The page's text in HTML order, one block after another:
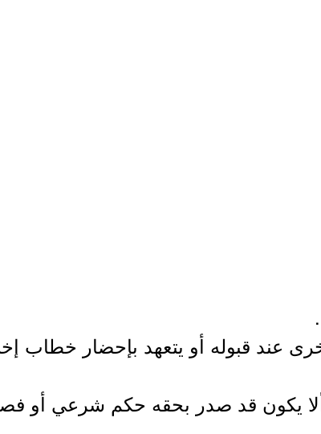
عند قبوله أو يتعهد بإحضار
يكون قد صدر بحقه حكم شرعي أو